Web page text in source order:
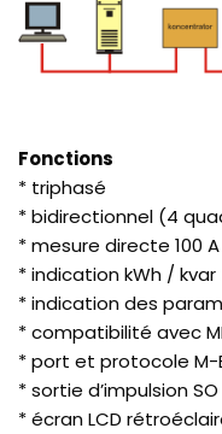
Fonctions
* triphasé
* bidirectionnel (4
* mesure directe 100 A
* indication kWh /
* indication des
* compatibilité avec
* port et protocole M-
* sortie d’impulsion SO
* écran LCD